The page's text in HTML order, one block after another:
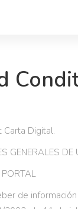
Carta Digital.
GENERALES DE
de